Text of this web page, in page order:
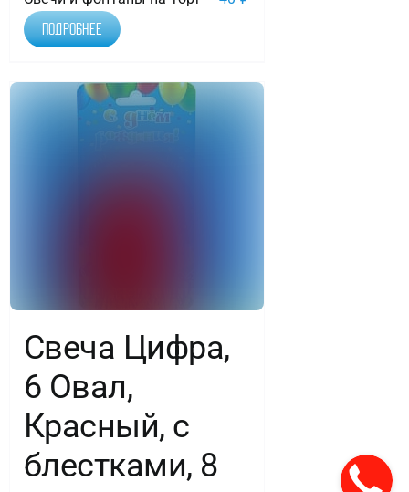
Подробнее
Свеча Цифра,
6 Овал,
Красный, с
блестками, 8